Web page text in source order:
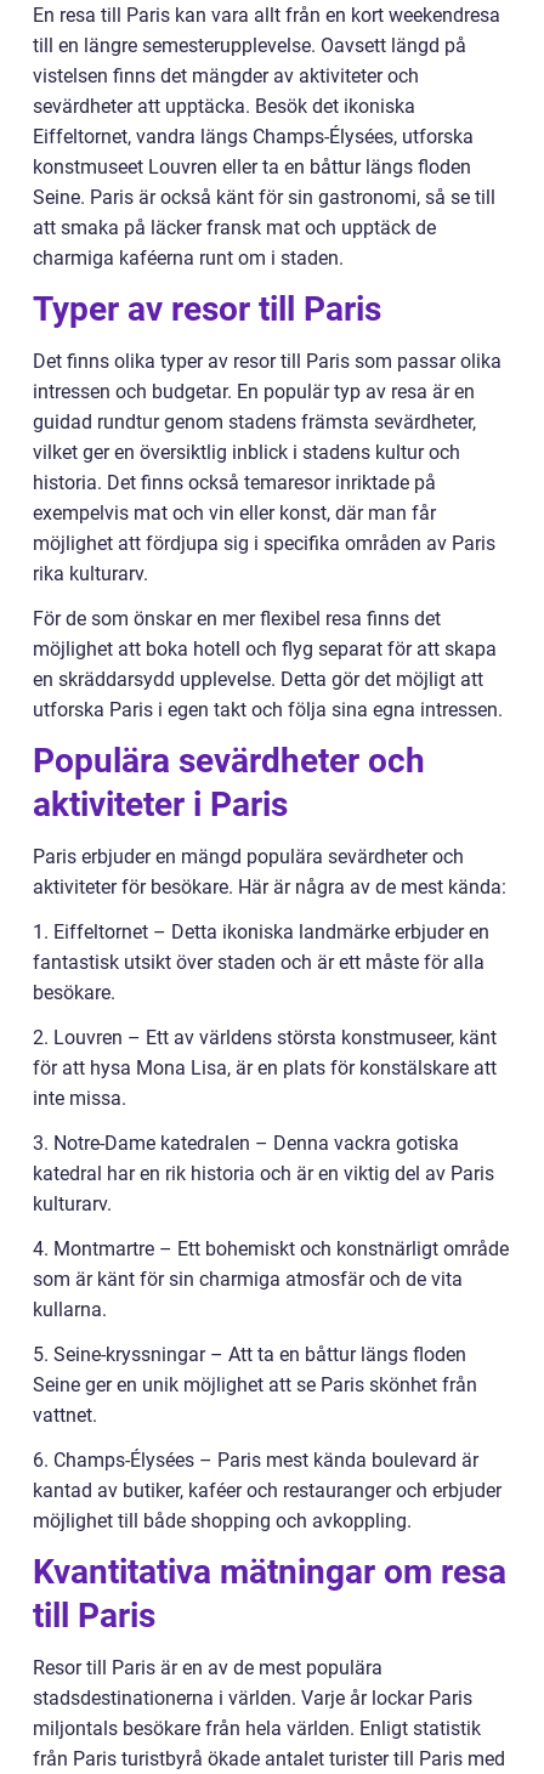
En resa till Paris kan vara allt från en kort weekendresa
till en längre semesterupplevelse. Oavsett längd på
vistelsen finns det mängder av aktiviteter och
sevärdheter att upptäcka. Besök det ikoniska
Eiffeltornet, vandra längs Champs-Élysées, utforska
konstmuseet Louvren eller ta en båttur längs floden
Seine. Paris är också känt för sin gastronomi, så se till
att smaka på läcker fransk mat och upptäck de
charmiga kaféerna runt om i staden.
Typer av resor till Paris
Det finns olika typer av resor till Paris som passar olika
intressen och budgetar. En populär typ av resa är en
guidad rundtur genom stadens främsta sevärdheter,
vilket ger en översiktlig inblick i stadens kultur och
historia. Det finns också temaresor inriktade på
exempelvis mat och vin eller konst, där man får
möjlighet att fördjupa sig i specifika områden av Paris
rika kulturarv.
För de som önskar en mer flexibel resa finns det
möjlighet att boka hotell och flyg separat för att skapa
en skräddarsydd upplevelse. Detta gör det möjligt att
utforska Paris i egen takt och följa sina egna intressen.
Populära sevärdheter och
aktiviteter i Paris
Paris erbjuder en mängd populära sevärdheter och
aktiviteter för besökare. Här är några av de mest kända:
1. Eiffeltornet – Detta ikoniska landmärke erbjuder en
fantastisk utsikt över staden och är ett måste för alla
besökare.
2. Louvren – Ett av världens största konstmuseer, känt
för att hysa Mona Lisa, är en plats för konstälskare att
inte missa.
3. Notre-Dame katedralen – Denna vackra gotiska
katedral har en rik historia och är en viktig del av Paris
kulturarv.
4. Montmartre – Ett bohemiskt och konstnärligt område
som är känt för sin charmiga atmosfär och de vita
kullarna.
5. Seine-kryssningar – Att ta en båttur längs floden
Seine ger en unik möjlighet att se Paris skönhet från
vattnet.
6. Champs-Élysées – Paris mest kända boulevard är
kantad av butiker, kaféer och restauranger och erbjuder
möjlighet till både shopping och avkoppling.
Kvantitativa mätningar om resa
till Paris
Resor till Paris är en av de mest populära
stadsdestinationerna i världen. Varje år lockar Paris
miljontals besökare från hela världen. Enligt statistik
från Paris turistbyrå ökade antalet turister till Paris med